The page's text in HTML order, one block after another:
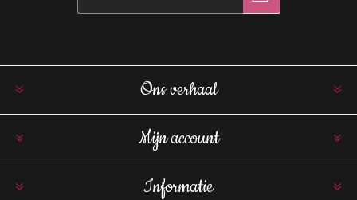
Ons verhaal
Mijn account
Informatie